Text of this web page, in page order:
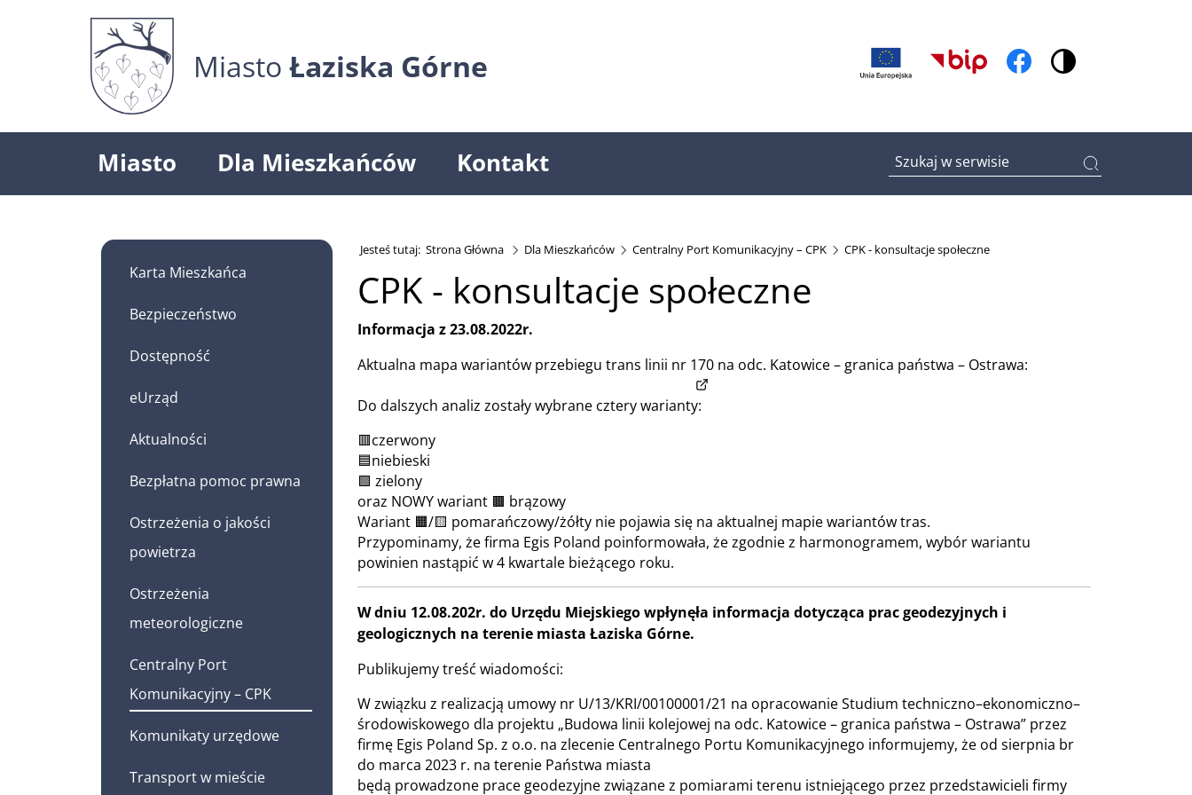
Miasto Łaziska Górne (otwiera w nowym oknie)
(otwiera w nowym
Miasto Dla Mieszkańców Kontakt Wpisz tutaj czego szukasz
Karta Mieszkańca
Bezpieczeństwo
Dostępność
eUrząd
Aktualności
Bezpłatna pomoc prawna
Ostrzeżenia o jakości
powietrza
Ostrzeżenia
meteorologiczne
Centralny Port
Komunikacyjny – CPK
Komunikaty urzędowe
Transport w mieście
Jesteś tutaj: Strona Główna Dla Mieszkańców Centralny Port Komunikacyjny – CPK CPK - konsultacje społeczne
CPK - konsultacje społeczne
Informacja z 23.08.2022r.
Aktualna mapa wariantów przebiegu trans linii nr 170 na odc. Katowice – granica państwa – Ostrawa:
(otwiera w nowym oknie)
Do dalszych analiz zostały wybrane cztery warianty:
🟥czerwony
🟦niebieski
🟩 zielony
oraz NOWY wariant 🟫 brązowy
Wariant 🟧/🟨 pomarańczowy/żółty nie pojawia się na aktualnej mapie wariantów t️ras.
Przypominamy, że firma Egis Poland poinformowała, że zgodnie z harmonogramem, wybór wariantu
powinien nastąpić w 4 kwartale bieżącego roku.
W dniu 12.08.202r. do Urzędu Miejskiego wpłynęła informacja dotycząca prac geodezyjnych i
geologicznych na terenie miasta Łaziska Górne.
Publikujemy treść wiadomości:
W związku z realizacją umowy nr U/13/KRI/00100001/21 na opracowanie Studium techniczno–ekonomiczno–
środowiskowego dla projektu „Budowa linii kolejowej na odc. Katowice – granica państwa – Ostrawa” przez
firmę Egis Poland Sp. z o.o. na zlecenie Centralnego Portu Komunikacyjnego informujemy, że od sierpnia br
do marca 2023 r. na terenie Państwa miasta
będą prowadzone prace geodezyjne związane z pomiarami terenu istniejącego przez przedstawicieli firmy